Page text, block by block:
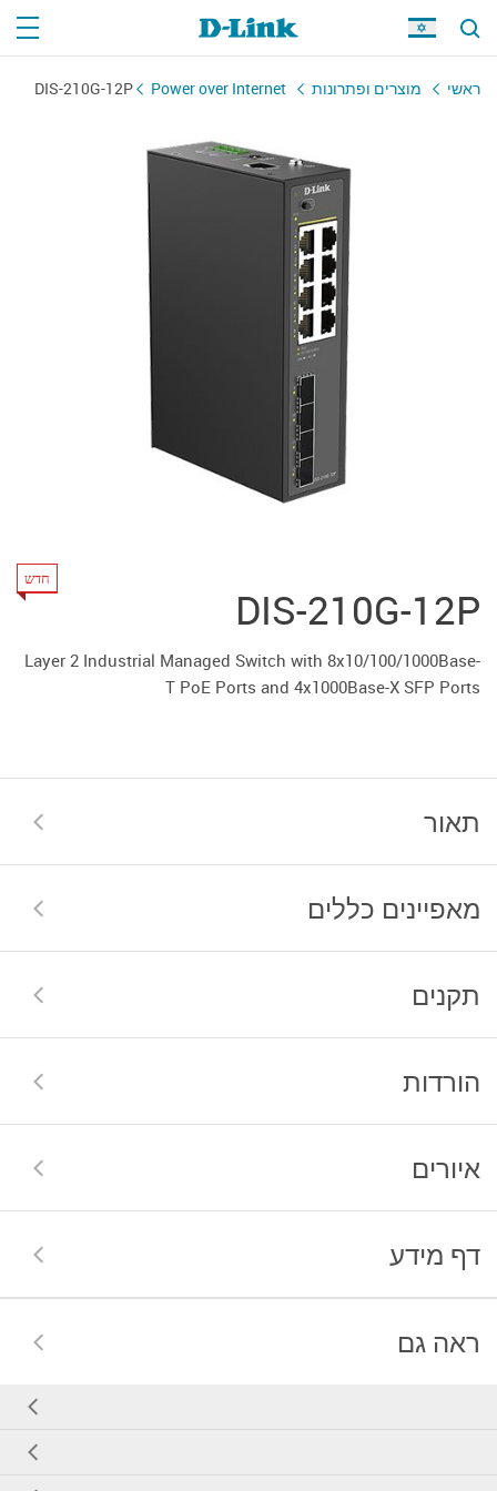
ראשי מוצרים ופתרונות Power over Internet
DIS-210G-12P
DIS-210G-12P
חדש
Layer 2 Industrial Managed Switch with 8x10/100/1000Base-
T PoE Ports and 4x1000Base-X SFP Ports
תאור
מאפיינים כללים
תקנים
הורדות
איורים
דף מידע
ראה גם